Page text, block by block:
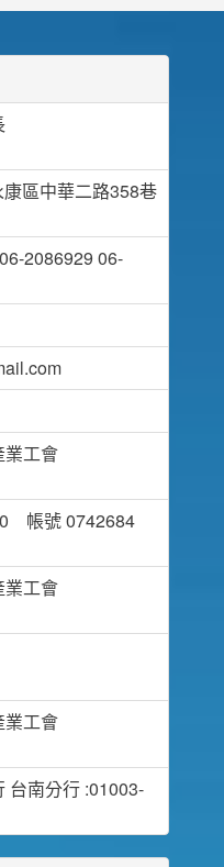
區中華二路358巷
2086929 06-
業工會
帳號 0742684
業工會
業工會
台南分行 :01003-